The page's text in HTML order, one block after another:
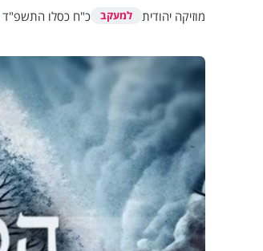
מוזיקה יהודית למעקב כ"ח כסלו התשפ"ד